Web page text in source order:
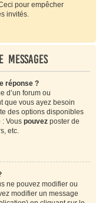
pour empêcher
invités.
réponse ?
d’un forum ou
que vous ayez besoin
des options disponibles
: Vous pouvez poster de
etc.
ne pouvez modifier ou
modifier un message